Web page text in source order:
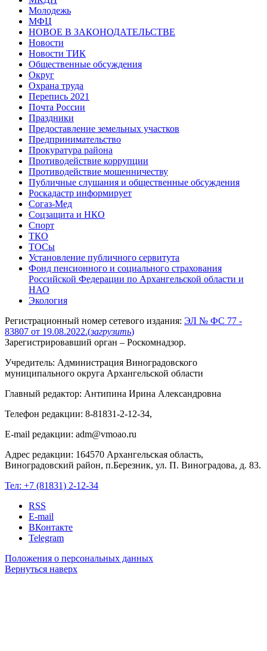
Молодежь
МФЦ
НОВОЕ В ЗАКОНОДАТЕЛЬСТВЕ
Новости
Новости ТИК
Общественные обсуждения
Округ
Охрана труда
Перепись 2021
Почта России
Праздники
Предоставление земельных участков
Предпринимательство
Прокуратура района
Противодействие коррупции
Противодействие мошенничеству
Публичные слушания и общественные обсуждения
Роскадастр информирует
Согаз-Мед
Соцзащита и НКО
Спорт
ТКО
ТОСы
Установление публичного сервитута
Фонд пенсионного и социального страхования
Российской Федерации по Архангельской области и
НАО
Экология
Регистрационный номер сетевого издания: ЭЛ № ФС 77 -
83807 от 19.08.2022.(загрузить)
Зарегистрировавший орган – Роскомнадзор.
Учредитель: Администрация Виноградовского
муниципального округа Архангельской области
Главный редактор: Антипина Ирина Александровна
Телефон редакции: 8-81831-2-12-34,
E-mail редакции: adm@vmoao.ru
Адрес редакции: 164570 Архангельская область,
Виноградовский район, п.Березник, ул. П. Виноградова, д. 83.
Тел: +7 (81831) 2-12-34
RSS
E-mail
ВКонтакте
Telegram
Положения о персональных данных
Вернуться наверх